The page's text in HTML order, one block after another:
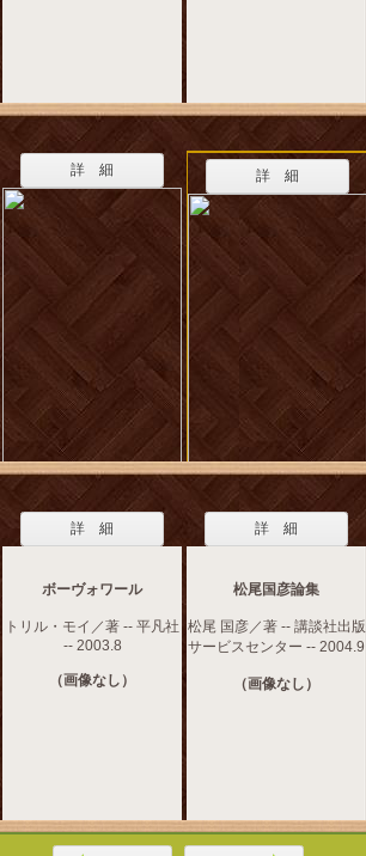
詳 細 詳 細
詳 細
ボーヴォワール
トリル・モイ／著 -- 平凡社
-- 2003.8
（画像なし）
詳 細
松尾国彦論集
松尾 国彦／著 -- 講談社出版
サービスセンター -- 2004.9
（画像なし）